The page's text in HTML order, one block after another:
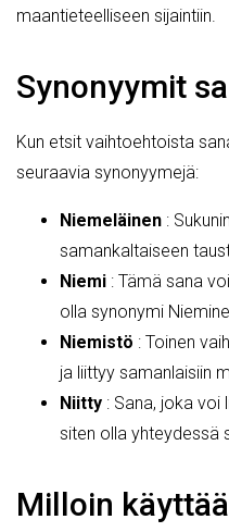
maantieteelliseen sijaintiin.
Synonyymit
Kun etsit vaihtoehtoista
seuraavia synonyymejä:
Niemeläinen :
samankaltaiseen
Niemi : Tämä sana
olla synonymi
Niemistö : Toinen
ja liittyy samanlaisiin
Niitty : Sana, joka
siten olla yhteydessä
Milloin